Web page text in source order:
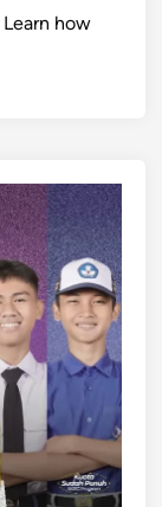
Learn how